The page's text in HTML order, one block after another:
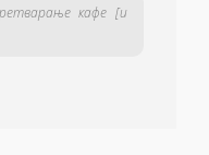
кафе [и